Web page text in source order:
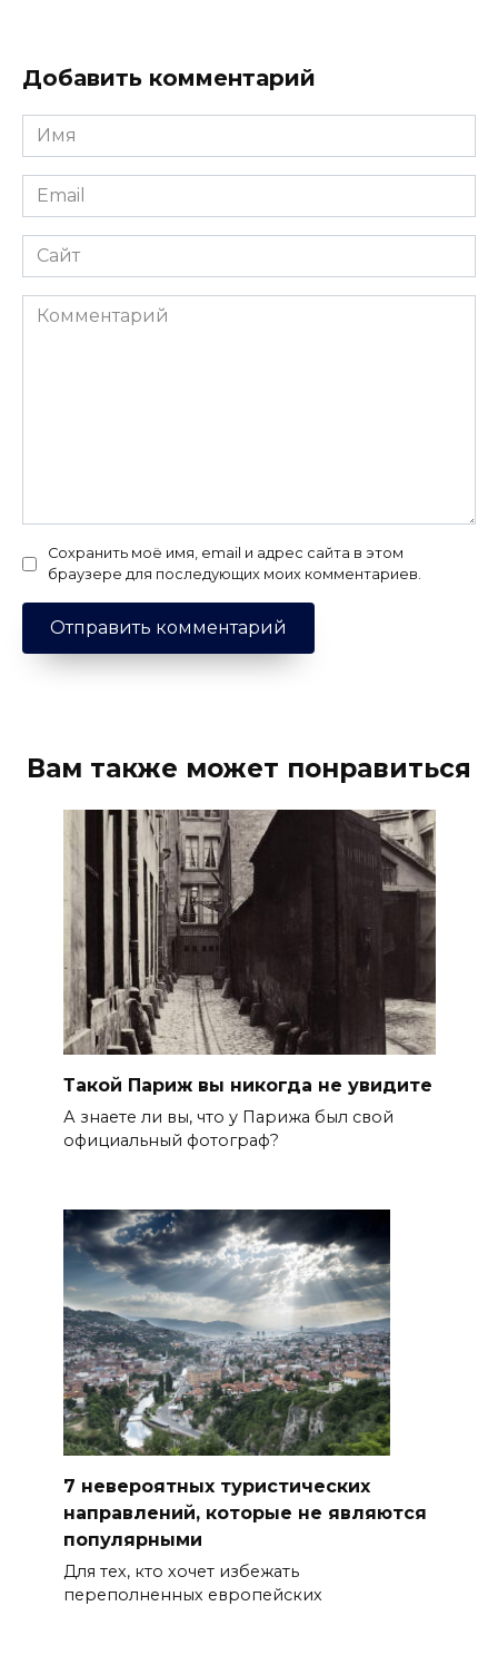
Добавить комментарий
Имя
*
Email
*
Сайт
Комментарий
Сохранить моё имя, email и адрес сайта в этом
браузере для последующих моих комментариев.
Вам также может понравиться
Такой Париж вы никогда не увидите
А знаете ли вы, что у Парижа был свой
официальный фотограф?
7 невероятных туристических
направлений, которые не являются
популярными
Для тех, кто хочет избежать
переполненных европейских